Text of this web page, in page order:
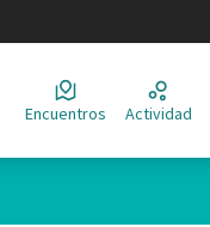
Encuentros Actividad